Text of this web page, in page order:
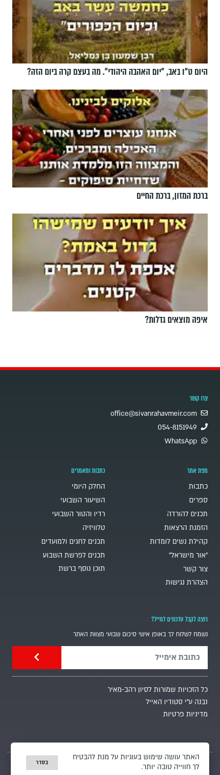
היום ט"ו באב, ”יום האהבה היהודי". מה בעצם קרה ביום הזה?
ברכת המזון, ברכת החיים
איפה מוצאים גדלות?
צרו קשר
office@sivanrahavmeir.com
054-8151949
WhatsApp
מפת אתר
כתבות
ספרים
תכנים להורדה
הזמנת הרצאות
קהילת נשים לומדות
"אור מישראל"
צור קשר
הצהרת נגישות
כתבות ומאמרים
החלק היומי
השיעור השבועי
רדיו והטור השבועי
טלוויזיה
תכנים לחגים ולמועדים
תכנים לפרשת השבוע
תוכן נוסף ברשת
רוצה לקבל עדכונים למייל?
נשמח לשלוח לך באופן אישי סיכום שבועי מצוות האתר
כל הזכויות שמורות לסיון רהב-מאיר
נבנה ע"י סטודיו האייל
מדיניות פרטיות
האתר עושה שימוש בעוגיות על מנת להבטיח
לך חווייה טובה יותר.
בסדר